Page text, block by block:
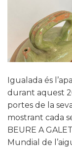
Igualada és
durant aquest
portes de la
mostrant cada
BEURE A
Mundial de